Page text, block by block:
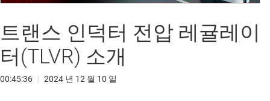
Video
트랜스 인덕터 전압 레귤레이
터(TLVR) 소개
00:45:36 | 2024 년 12 월 10 일